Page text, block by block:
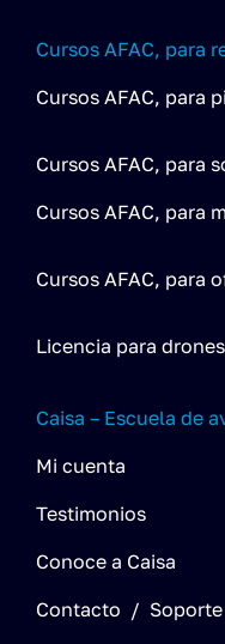
Cursos AFAC, para
Cursos AFAC, para
Cursos AFAC, para
Cursos AFAC, para
Cursos AFAC, para
Licencia para
Caisa – Escuela de
Mi cuenta
Testimonios
Conoce a Caisa
Contacto / Soporte